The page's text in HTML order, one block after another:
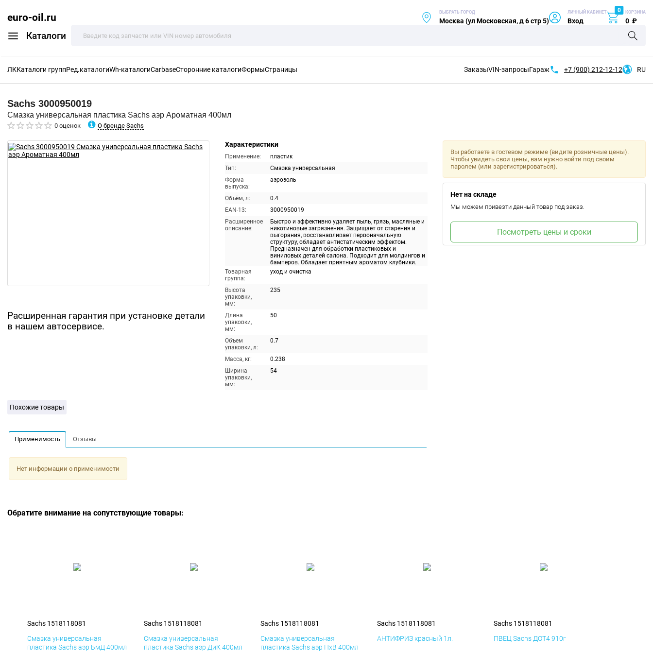
euro-oil.ru
Каталоги
ВЫБРАТЬ ГОРОД
Москва (ул Московская, д 6 стр 5)
ЛИЧНЫЙ КАБИНЕТ
Вход
0 КОРЗИНА
0 ₽
ЛККаталоги группРед.каталогиWh-каталогиCarbaseСторонние каталогиФормыСтраницы ЗаказыVIN-запросыГараж +7 (900) 212-12-12 RU
Sachs 3000950019
Смазка универсальная пластика Sachs аэр Ароматная 400мл
0 оценок О бренде Sachs
Расширенная гарантия при установке детали
в нашем автосервисе.
Характеристики
Применение:
пластик
Тип:
Смазка универсальная
Форма
выпуска:
аэрозоль
Объём, л:
0.4
EAN-13:
3000950019
Расширенное
описание:
Быстро и эффективно удаляет пыль, грязь, масляные и
никотиновые загрязнения. Защищает от старения и
выгорания, восстанавливает первоначальную
структуру, обладает антистатическим эффектом.
Предназначен для обработки пластиковых и
виниловых деталей салона. Подходит для молдингов и
бамперов. Обладает приятным ароматом клубники.
Товарная
группа:
уход и очистка
Высота
упаковки,
мм:
235
Длина
упаковки,
мм:
50
Объем
упаковки, л:
0.7
Масса, кг:
0.238
Ширина
упаковки,
мм:
54
Вы работаете в гостевом режиме (видите розничные цены).
Чтобы увидеть свои цены, вам нужно войти под своим
паролем (или зарегистрироваться).
Нет на складе
Мы можем привезти данный товар под заказ.
Посмотреть цены и сроки
Похожие товары
Применимость Отзывы
Нет информации о применимости
Обратите внимание на сопутствующие товары:
Sachs 1518118081
Смазка универсальная
пластика Sachs аэр БмД 400мл
Sachs 1518118081
Смазка универсальная
пластика Sachs аэр ДиК 400мл
Sachs 1518118081
Смазка универсальная
пластика Sachs аэр ПхВ 400мл
Sachs 1518118081
АНТИФРИЗ красный 1л.
Sachs 1518118081
ПВЕЦ Sachs ДОТ4 910г